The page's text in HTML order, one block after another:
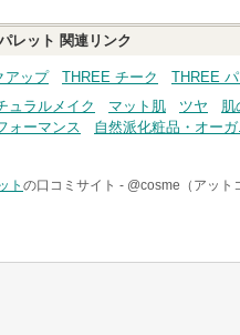
レット 関連リンク
アップ THREE チーク
THREE
ュラルメイク マット肌 ツヤ 肌
ォーマンス 自然派化粧品・オー
ト の口コミサイト - @cosme（アット